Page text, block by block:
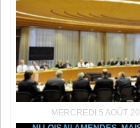
MERCREDI 5 AOÛT